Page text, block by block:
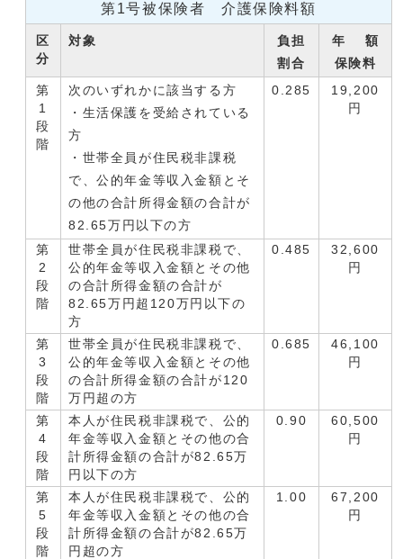
第1号被保険者 介護保険料額
区
分
対象
負担
割合
年 額
保険料
第
1
段
階
次のいずれかに該当する方
・生活保護を受給されている
方
・世帯全員が住民税非課税
で、公的年金等収入金額とそ
の他の合計所得金額の合計が
82.65万円以下の方
0.285
19,200
円
第
2
段
階
世帯全員が住民税非課税で、
公的年金等収入金額とその他
の合計所得金額の合計が
82.65万円超120万円以下の
方
0.485
32,600
円
第
3
段
階
世帯全員が住民税非課税で、
公的年金等収入金額とその他
の合計所得金額の合計が120
万円超の方
0.685
46,100
円
第
4
段
階
本人が住民税非課税で、公的
年金等収入金額とその他の合
計所得金額の合計が82.65万
円以下の方
0.90
60,500
円
第
5
段
階
本人が住民税非課税で、公的
年金等収入金額とその他の合
計所得金額の合計が82.65万
円超の方
1.00
67,200
円